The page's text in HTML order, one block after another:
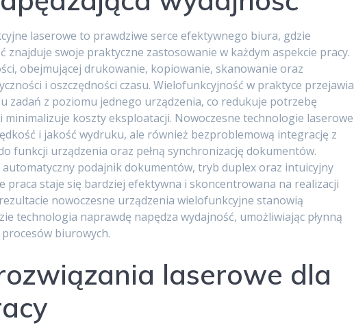
laserowe to prawdziwe serce efektywnego biura, gdzie
znajduje swoje praktyczne zastosowanie w każdym aspekcie pracy.
obejmującej drukowanie, kopiowanie, skanowanie oraz
i oszczędności czasu. Wielofunkcyjność w praktyce przejawia
zadań z poziomu jednego urządzenia, co redukuje potrzebę
koszty eksploatacji. Nowoczesne technologie laserowe
i jakość wydruku, ale również bezproblemową integrację z
funkcji urządzenia oraz pełną synchronizację dokumentów.
podajnik dokumentów, tryb duplex oraz intuicyjny
praca staje się bardziej efektywna i skoncentrowana na realizacji
nowoczesne urządzenia wielofunkcyjne stanowią
technologia naprawdę napędza wydajność, umożliwiając płynną
biurowych.
laserowe dla